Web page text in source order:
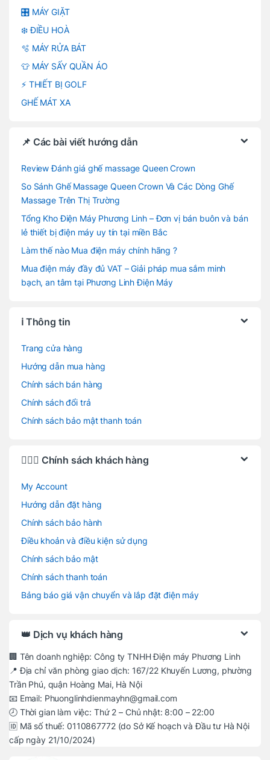
🎛️ MÁY GIẶT
❄️ ĐIỀU HOÀ
🫧 MÁY RỬA BÁT
👕 MÁY SẤY QUẦN ÁO
⚡ THIẾT BỊ GOLF
GHẾ MÁT XA
📌 Các bài viết hướng dẫn
Review Đánh giá ghế massage Queen Crown
So Sánh Ghế Massage Queen Crown Và Các Dòng Ghế
Massage Trên Thị Trường
Tổng Kho Điện Máy Phương Linh – Đơn vị bán buôn và bán
lẻ thiết bị điện máy uy tín tại miền Bắc
Làm thế nào Mua điện máy chính hãng ?
Mua điện máy đầy đủ VAT – Giải pháp mua sắm minh
bạch, an tâm tại Phương Linh Điện Máy
ℹ️ Thông tin
Trang cửa hàng
Hướng dẫn mua hàng
Chính sách bán hàng
Chính sách đổi trả
Chính sách bảo mật thanh toán
🙋🏻‍♂️ Chính sách khách hàng
My Account
Hướng dẫn đặt hàng
Chính sách bảo hành
Điều khoản và điều kiện sử dụng
Chính sách bảo mật
Chính sách thanh toán
Bảng báo giá vận chuyển và lắp đặt điện máy
👑 Dịch vụ khách hàng
🏢 Tên doanh nghiệp: Công ty TNHH Điện máy Phương Linh
📍 Địa chỉ văn phòng giao dịch: 167/22 Khuyến Lương, phường
Trần Phú, quận Hoàng Mai, Hà Nội
📧 Email: Phuonglinhdienmayhn@gmail.com
🕗 Thời gian làm việc: Thứ 2 – Chủ nhật: 8:00 – 22:00
🆔 Mã số thuế: 0110867772 (do Sở Kế hoạch và Đầu tư Hà Nội
cấp ngày 21/10/2024)